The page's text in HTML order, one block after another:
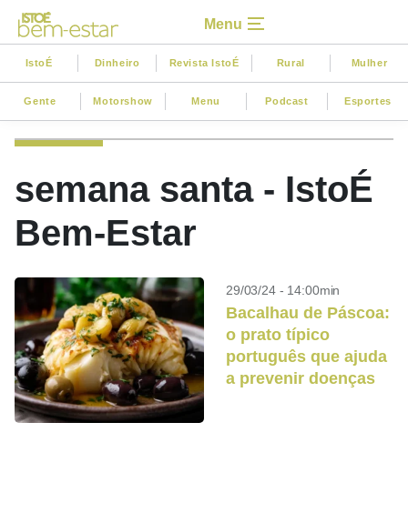
Menu
IstoÉ Dinheiro Revista IstoÉ Rural Mulher
Gente Motorshow Menu Podcast Esportes
semana santa - IstoÉ
Bem-Estar
29/03/24 - 14:00min
Bacalhau de Páscoa:
o prato típico
português que ajuda
a prevenir doenças